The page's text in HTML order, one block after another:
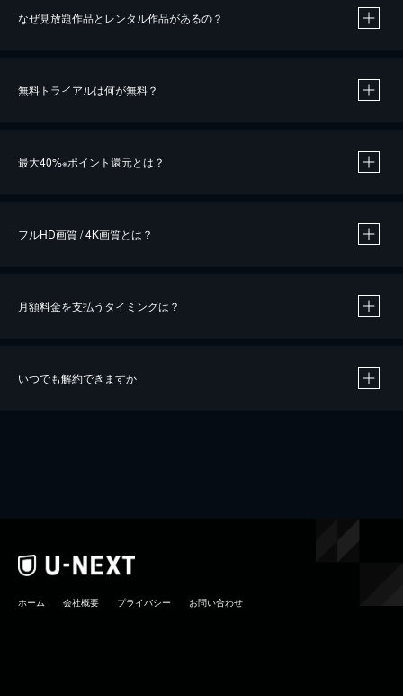
なぜ見放題作品とレンタル作品があるの？
無料トライアルは何が無料？
最大40%※ポイント還元とは？
※40％ポイント還元の対象は、クレジットカード決済による作品の購入 / レンタルです。
iOSアプリのUコイン決済による作品の購入 / レンタルは、20％のポイント還元です。
フルHD画質 / 4K画質とは？
月額料金を支払うタイミングは？
いつでも解約できますか
ホーム 会社概要 プライバシー お問い合わせ